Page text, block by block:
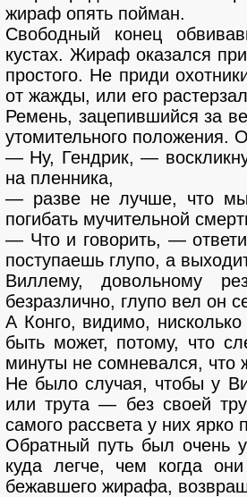
жираф опять пойман.
Свободный конец
кустах. Жираф оказался
простого. Не приди
от жажды, или его
Ремень, зацепившийся за
утомительного положения.
— Ну, Гендрик, —
на пленника,
— разве не лучше, что мы
погибать мучительной
— Что и говорить, —
поступаешь глупо, а
Виллему, довольному
безразлично, глупо вел он
А Конго, видимо,
быть может, потому, что
минуты не сомневался, что
Не было случая, чтобы у
или трута — без своей
самого рассвета у них ярко
Обратный путь был очень
куда легче, чем когда
бежавшего жирафа,